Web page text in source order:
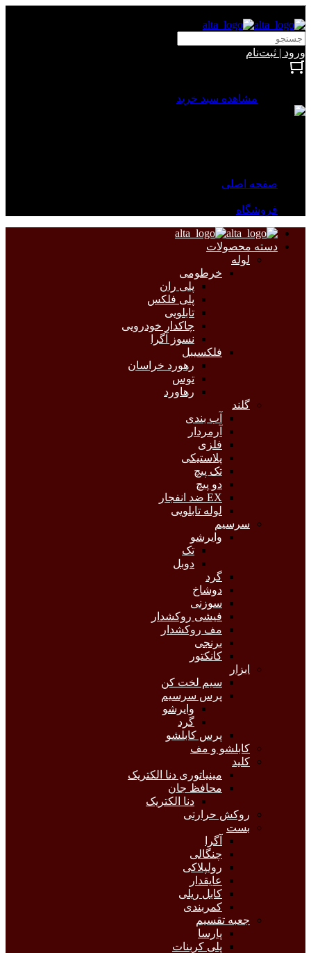
ورود | ثبت‌نام
مشاهده سبد خرید
صفحه اصلی
فروشگاه
دسته محصولات
لوله
خرطومی
پلی ران
پلی فلکس
تابلویی
چاکدار خودرویی
نسوز آگرا
فلکسیبل
رهورد خراسان
توس
رهاورد
گلند
آب بندی
آرمردار
فلزی
پلاستیکی
تک پیچ
دو پیچ
EX ضد انفجار
لوله تابلویی
سرسیم
وایرشو
تک
دوبل
گرد
دوشاخ
سوزنی
فیشی روکشدار
مف روکشدار
برنجی
کانکتور
ابزار
سیم لخت کن
پرس سرسیم
وایرشو
گرد
پرس کابلشو
کابلشو و مف
کلید
مینیاتوری دنا الکتریک
محافظ جان
دنا الکتریک
روکش حرارتی
بست
آگرا
چنگالی
رولپلاکی
عایقدار
کابل ریلی
کمربندی
جعبه تقسیم
پارسا
پلی کربنات